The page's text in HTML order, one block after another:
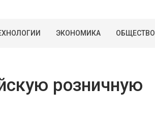
ЭКОНОМИКА ОБЩЕСТВО
розничную